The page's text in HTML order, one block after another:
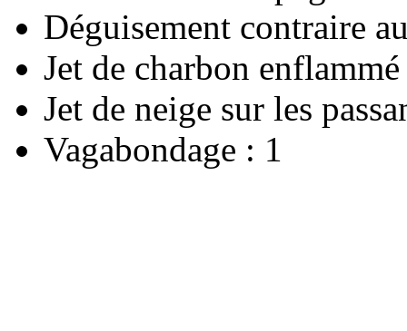
Déguisement contraire
Jet de charbon
Jet de neige sur les
Vagabondage : 1